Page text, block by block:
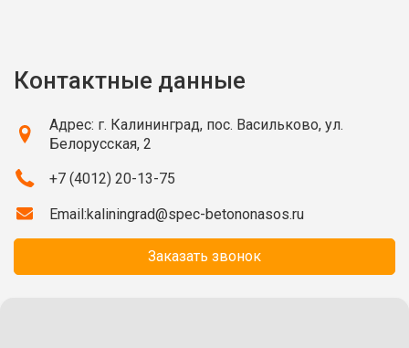
Контактные данные
Адрес: г. Калининград, пос. Васильково, ул.
Белорусская, 2
+7 (4012) 20-13-75
Email:kaliningrad@spec-betononasos.ru
Заказать звонок